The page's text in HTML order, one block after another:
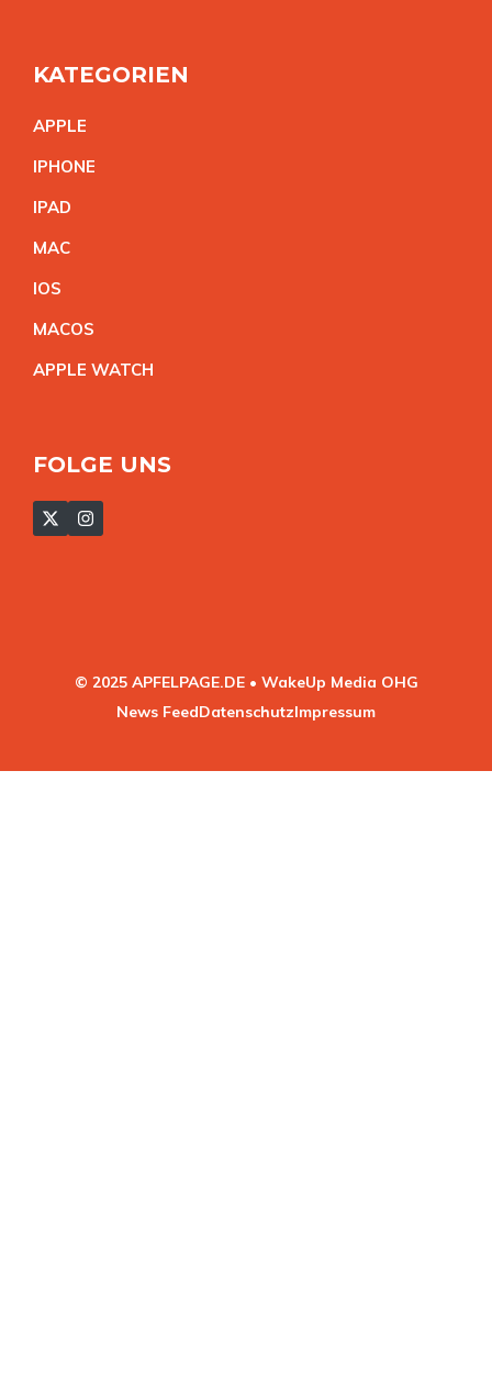
KATEGORIEN
APPLE
IPHONE
IPAD
MAC
IOS
MACOS
APPLE WATCH
FOLGE UNS
© 2025 APFELPAGE.DE • WakeUp Media OHG
News FeedDatenschutzImpressum